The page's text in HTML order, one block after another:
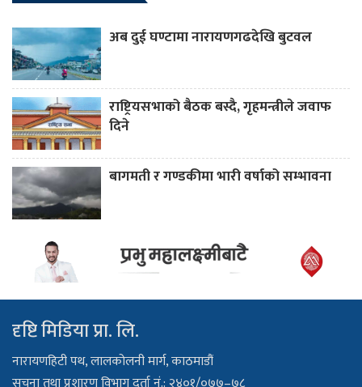
अब दुई घण्टामा नारायणगढदेखि बुटवल
राष्ट्रियसभाको बैठक बस्दै, गृहमन्त्रीले जवाफ
दिने
बागमती र गण्डकीमा भारी वर्षाको सम्भावना
दृष्टि मिडिया प्रा. लि.
नारायणहिटी पथ, लालकोलनी मार्ग, काठमाडौं